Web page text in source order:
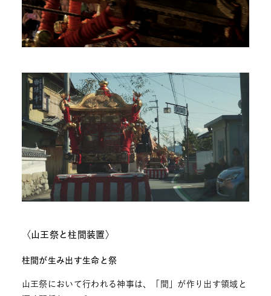
〈山王祭と柱間装置〉
柱間が生み出す生命と祭
山王祭において行われる神事は、「間」が作り出す領域と